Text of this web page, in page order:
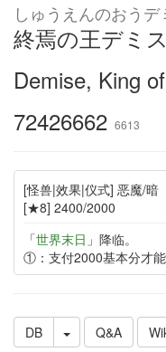
しゅうえんのおうデ
終焉の王デミス
Demise, King
72426662 6613
[怪兽|效果|仪式] 恶魔/暗
[★8] 2400/2000
「世界末日 」降临。
①：支付2000基本分才能
DB Q&A